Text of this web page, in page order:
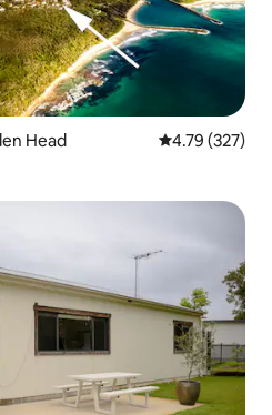
Head คะแนนเฉลี่ย
4.79 (327)